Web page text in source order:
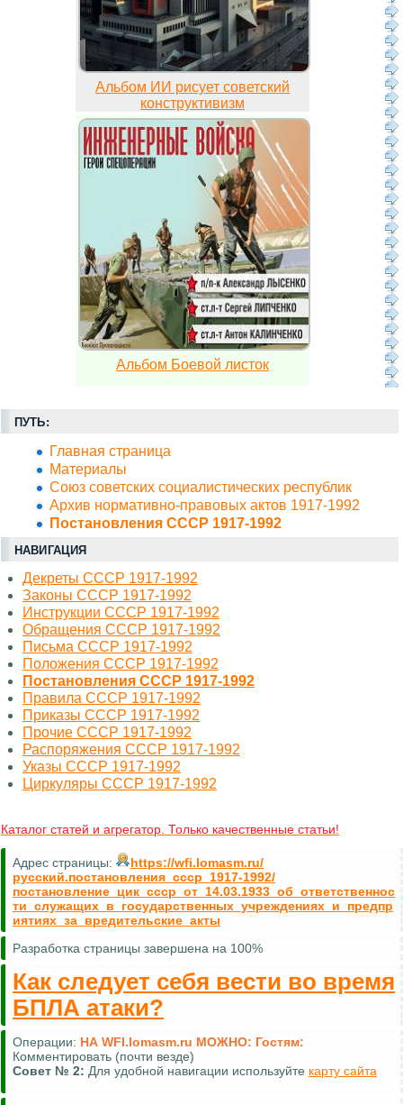
Альбом ИИ рисует советский
конструктивизм
Альбом Боевой листок
ПУТЬ:
Главная страница
Материалы
Союз советских социалистических республик
Архив нормативно-правовых актов 1917-1992
Постановления СССР 1917-1992
НАВИГАЦИЯ
Декреты СССР 1917-1992
Законы СССР 1917-1992
Инструкции СССР 1917-1992
Обращения СССР 1917-1992
Письма СССР 1917-1992
Положения СССР 1917-1992
Постановления СССР 1917-1992
Правила СССР 1917-1992
Приказы СССР 1917-1992
Прочие СССР 1917-1992
Распоряжения СССР 1917-1992
Указы СССР 1917-1992
Циркуляры СССР 1917-1992
Каталог статей и агрегатор. Только качественные статьи!
Адрес страницы:
https://wfi.lomasm.ru/
русский.постановления_ссср_1917-1992/
постановление_цик_ссср_от_14.03.1933_об_ответственнос
ти_служащих_в_государственных_учреждениях_и_предпр
иятиях_за_вредительские_акты
Разработка страницы завершена на 100%
Как следует себя вести во время
БПЛА атаки?
Операции: НА WFI.lomasm.ru МОЖНО: Гостям:
Комментировать (почти везде)
Совет № 2: Для удобной навигации используйте карту сайта